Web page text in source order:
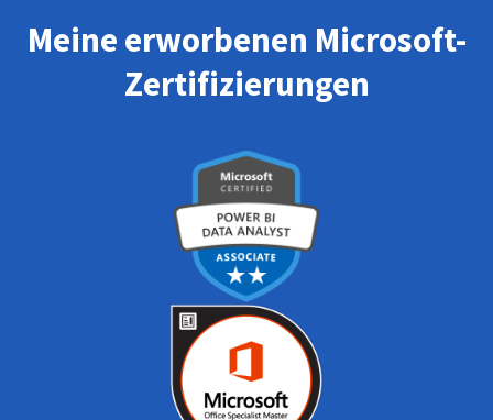
Meine erworbenen Microsoft-
Zertifizierungen